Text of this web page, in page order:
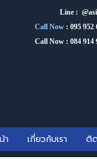
Line :
Call Now : 095 952
Call Now : 084 914
า เกี่ยวกับเรา ติ